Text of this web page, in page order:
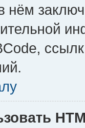
нём